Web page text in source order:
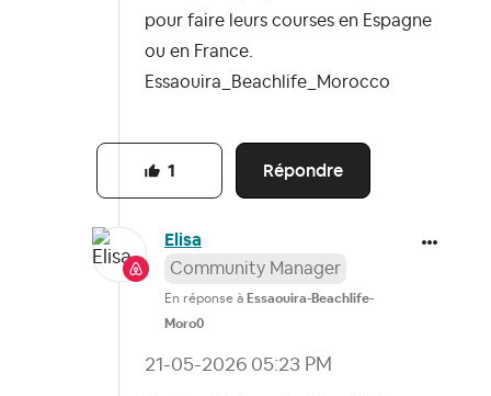
pour faire leurs courses en Espagne
ou en France.
Essaouira_Beachlife_Morocco
Répondre
1
Elisa
Community Manager
En réponse à Essaouira-Beachlife-
Moro0
‎21-05-2026 05:23 PM